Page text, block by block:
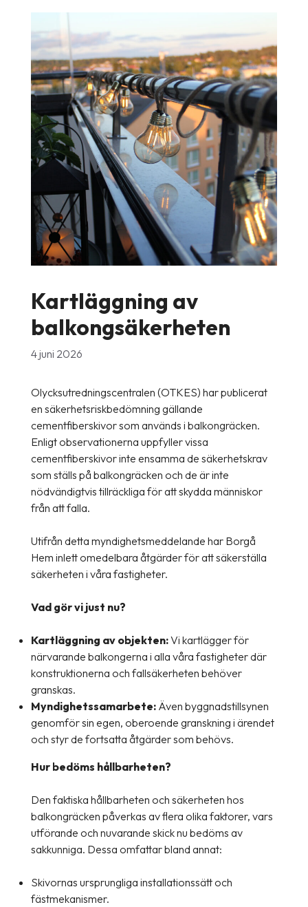
Kartläggning av
balkongsäkerheten
4 juni 2026
Olycksutredningscentralen (OTKES) har publicerat
en säkerhetsriskbedömning gällande
cementfiberskivor som används i balkongräcken.
Enligt observationerna uppfyller vissa
cementfiberskivor inte ensamma de säkerhetskrav
som ställs på balkongräcken och de är inte
nödvändigtvis tillräckliga för att skydda människor
från att falla.
Utifrån detta myndighetsmeddelande har Borgå
Hem inlett omedelbara åtgärder för att säkerställa
säkerheten i våra fastigheter.
Vad gör vi just nu?
Kartläggning av objekten:Vi kartlägger för
närvarande balkongerna i alla våra fastigheter där
konstruktionerna och fallsäkerheten behöver
granskas.
Myndighetssamarbete: Även byggnadstillsynen
genomför sin egen, oberoende granskning i ärendet
och styr de fortsatta åtgärder som behövs.
Hur bedöms hållbarheten?
Den faktiska hållbarheten och säkerheten hos
balkongräcken påverkas av flera olika faktorer, vars
utförande och nuvarande skick nu bedöms av
sakkunniga. Dessa omfattar bland annat:
Skivornas ursprungliga installationssätt och
fästmekanismer.